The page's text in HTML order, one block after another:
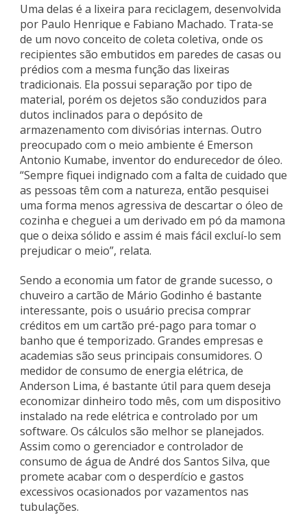
Uma delas é a lixeira para reciclagem, desenvolvida
por Paulo Henrique e Fabiano Machado. Trata-se
de um novo conceito de coleta coletiva, onde os
recipientes são embutidos em paredes de casas ou
prédios com a mesma função das lixeiras
tradicionais. Ela possui separação por tipo de
material, porém os dejetos são conduzidos para
dutos inclinados para o depósito de
armazenamento com divisórias internas. Outro
preocupado com o meio ambiente é Emerson
Antonio Kumabe, inventor do endurecedor de óleo.
“Sempre fiquei indignado com a falta de cuidado que
as pessoas têm com a natureza, então pesquisei
uma forma menos agressiva de descartar o óleo de
cozinha e cheguei a um derivado em pó da mamona
que o deixa sólido e assim é mais fácil excluí-lo sem
prejudicar o meio”, relata.
Sendo a economia um fator de grande sucesso, o
chuveiro a cartão de Mário Godinho é bastante
interessante, pois o usuário precisa comprar
créditos em um cartão pré-pago para tomar o
banho que é temporizado. Grandes empresas e
academias são seus principais consumidores. O
medidor de consumo de energia elétrica, de
Anderson Lima, é bastante útil para quem deseja
economizar dinheiro todo mês, com um dispositivo
instalado na rede elétrica e controlado por um
software. Os cálculos são melhor se planejados.
Assim como o gerenciador e controlador de
consumo de água de André dos Santos Silva, que
promete acabar com o desperdício e gastos
excessivos ocasionados por vazamentos nas
tubulações.